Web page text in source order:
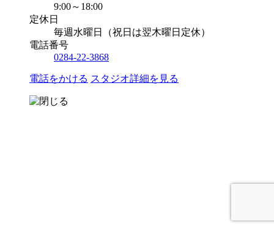
9:00～18:00
定休日
毎週水曜日（祝日は翌木曜日定休）
電話番号
0284-22-3868
電話をかける スタジオ詳細を見る